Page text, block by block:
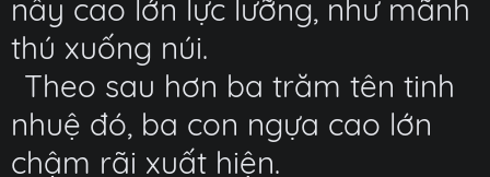
nấy cao lớn lực lưỡng, như mãnh
thú xuống núi.
Theo sau hơn ba trăm tên tinh
nhuệ đó, ba con ngựa cao lớn
chậm rãi xuất hiện.